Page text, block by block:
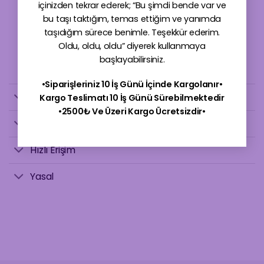
içinizden tekrar ederek; “Bu şimdi bende var ve
bu taşı taktığım, temas ettiğim ve yanımda
taşıdığım sürece benimle. Teşekkür ederim.
Oldu, oldu, oldu” diyerek kullanmaya
başlayabilirsiniz.
•Siparişleriniz 10 İş Günü İçinde Kargolanır•
Kargo Teslimatı 10 İş Günü Sürebilmektedir
•2500₺ Ve Üzeri Kargo Ücretsizdir•
Products
search
3986497851
İletişim
Hızlı Erişim
Yasal